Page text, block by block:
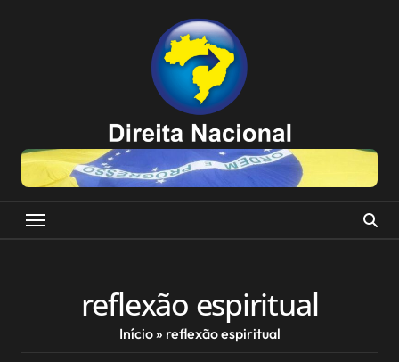
reflexão espiritual
Início» reflexão espiritual